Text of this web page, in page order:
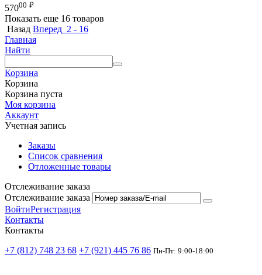
57000 ₽
Показать еще 16 товаров
Назад Вперед 2 - 16
Главная
Найти
Корзина
Корзина
Корзина пуста
Моя корзина
Аккаунт
Учетная запись
Заказы
Список сравнения
Отложенные товары
Отслеживание заказа
Отслеживание заказа
ВойтиРегистрация
Контакты
Контакты
+7 (812) 748 23 68 +7 (921) 445 76 86 Пн-Пт: 9:00-18:00